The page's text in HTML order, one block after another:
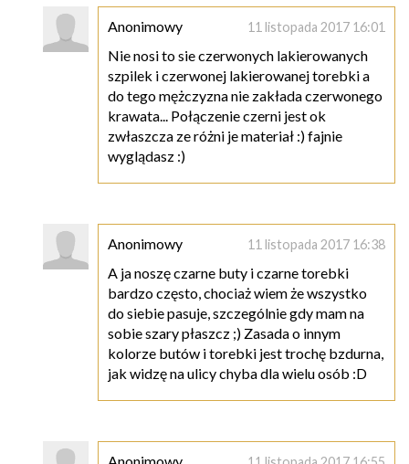
Anonimowy 11 listopada 2017 16:01
Nie nosi to sie czerwonych lakierowanych
szpilek i czerwonej lakierowanej torebki a
do tego mężczyzna nie zakłada czerwonego
krawata... Połączenie czerni jest ok
zwłaszcza ze różni je materiał :) fajnie
wyglądasz :)
Anonimowy 11 listopada 2017 16:38
A ja noszę czarne buty i czarne torebki
bardzo często, chociaż wiem że wszystko
do siebie pasuje, szczególnie gdy mam na
sobie szary płaszcz ;) Zasada o innym
kolorze butów i torebki jest trochę bzdurna,
jak widzę na ulicy chyba dla wielu osób :D